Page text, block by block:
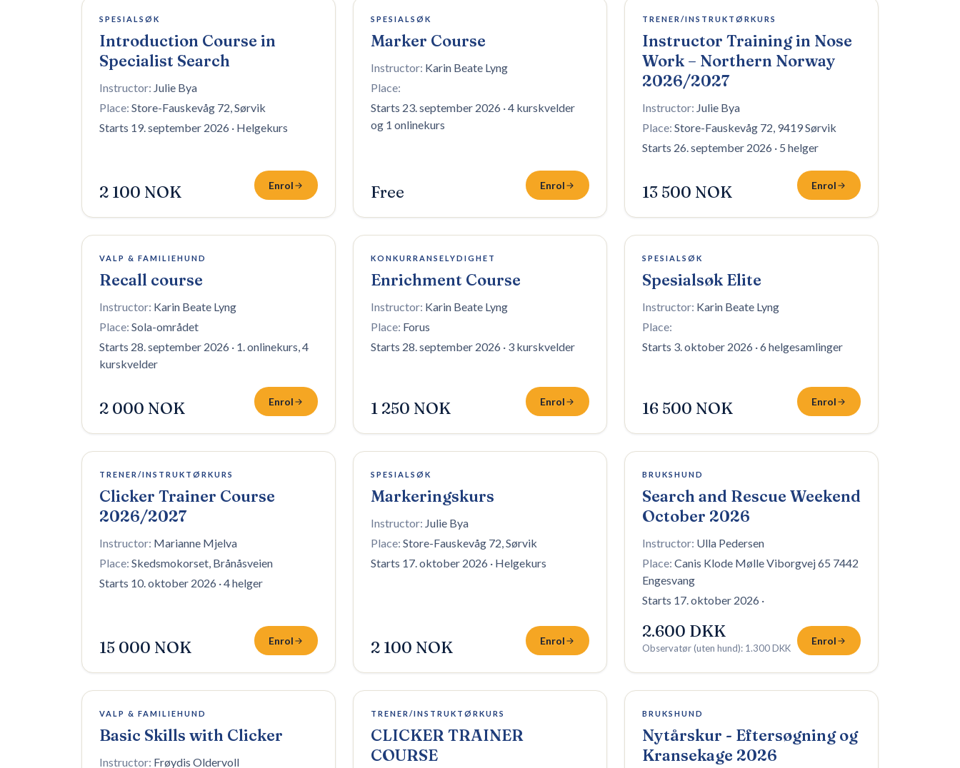
1 plass igjen
SPESIALSØK
Introduction Course in
Specialist Search
Instructor: Julie Bya
Place: Store-Fauskevåg 72, Sørvik
Starts 19. september 2026 · Helgekurs
2 100 NOK Enrol
6 plasser igjen
SPESIALSØK
Marker Course
Instructor: Karin Beate Lyng
Place:
Starts 23. september 2026 ·4 kurskvelder
og 1 onlinekurs
Free Enrol
8 plasser igjen
TRENER/INSTRUKTØRKURS
Instructor Training in Nose
Work – Northern Norway
2026/2027
Instructor: Julie Bya
Place: Store-Fauskevåg 72, 9419 Sørvik
Starts 26. september 2026 · 5 helger
13 500 NOK Enrol
6 plasser igjen
VALP & FAMILIEHUND
Recall course
Instructor: Karin Beate Lyng
Place: Sola-området
Starts 28. september 2026 · 1. onlinekurs, 4
kurskvelder
2 000 NOK Enrol
6 plasser igjen
KONKURRANSELYDIGHET
Enrichment Course
Instructor: Karin Beate Lyng
Place: Forus
Starts 28. september 2026 · 3 kurskvelder
1 250 NOK Enrol
16 plasser igjen
SPESIALSØK
Spesialsøk Elite
Instructor: Karin Beate Lyng
Place:
Starts 3. oktober 2026 ·6 helgesamlinger
16 500 NOK Enrol
3 plasser igjen
TRENER/INSTRUKTØRKURS
Clicker Trainer Course
2026/2027
Instructor: Marianne Mjelva
Place: Skedsmokorset, Brånåsveien
Starts 10. oktober 2026 ·4 helger
15 000 NOK Enrol
Fullt — venteliste
SPESIALSØK
Markeringskurs
Instructor: Julie Bya
Place: Store-Fauskevåg 72, Sørvik
Starts 17. oktober 2026 · Helgekurs
2 100 NOK Enrol
1 plass igjen
BRUKSHUND
Search and Rescue Weekend
October 2026
Instructor: Ulla Pedersen
Place: Canis Klode Mølle Viborgvej 65 7442
Engesvang
Starts 17. oktober 2026 ·
2.600 DKK
Observatør (uten hund): 1.300 DKK
Enrol
4 plasser igjen
VALP & FAMILIEHUND
Basic Skills with Clicker
Instructor: Frøydis Oldervoll
1 plass igjen
TRENER/INSTRUKTØRKURS
CLICKER TRAINER
COURSE
Fullt — venteliste
BRUKSHUND
Nytårskur - Eftersøgning og
Kransekage 2026